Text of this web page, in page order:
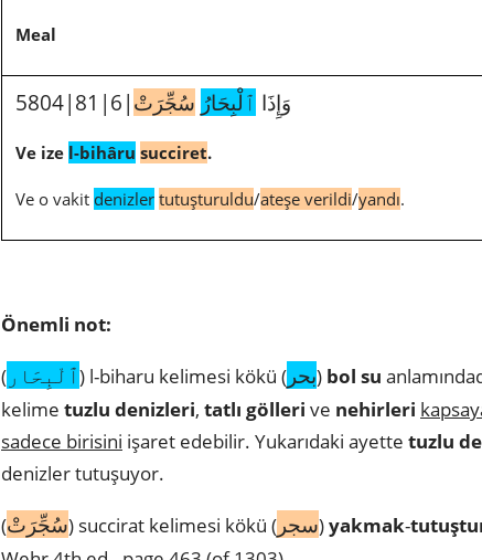
Meal
5804|81|6|وَإِذَا ٱلْبِحَارُ سُجِّرَتْ
Ve ize l-bihâru succiret.
Ve o vakit denizler tutuşturuldu/ateşe verildi/yandı.
Önemli not:
( ٱلْبِحَار) l-biharu kelimesi kökü ( بحر) bol su
kelime tuzlu denizleri, tatlı gölleri ve nehirleri
sadece birisini işaret edebilir. Yukarıdaki ayette tuzlu
denizler tutuşuyor.
(سُجِّرَتْ) succirat kelimesi kökü ( سجر)yakmak-